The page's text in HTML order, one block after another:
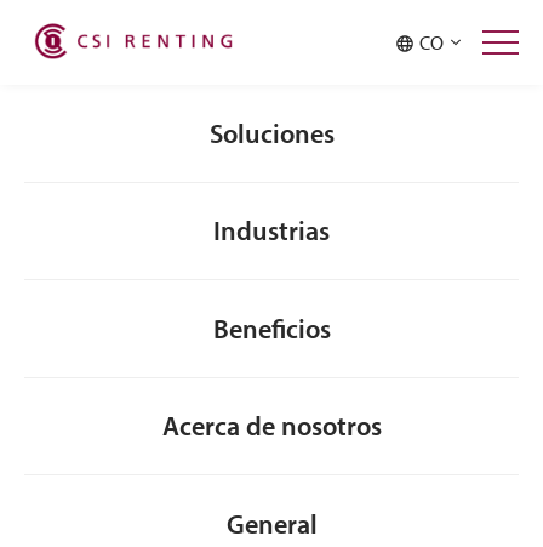
CO
Singapore
Soluciones
Industrias
Beneficios
Acerca de nosotros
General